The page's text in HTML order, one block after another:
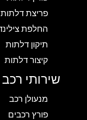
פריצת דלתות
החלפת צילינדרים
תיקון דלתות
קיצור דלתות
שירותי רכב
מנעולן רכב
פורץ רכבים